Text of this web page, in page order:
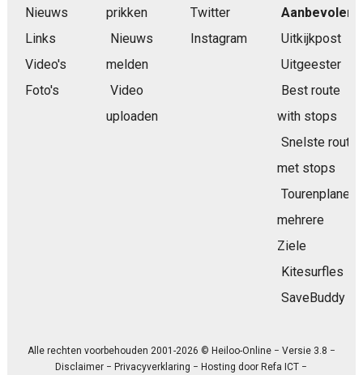
Nieuws
Links
Video's
Foto's
prikken
Nieuws
melden
Video
uploaden
Twitter
Instagram
Aanbevolen
Uitkijkpost
Uitgeester
Best route
with stops
Snelste route
met stops
Tourenplaner
mehrere
Ziele
Kitesurfles
SaveBuddy
Alle rechten voorbehouden 2001-2026 © Heiloo-Online − Versie 3.8 −
Disclaimer − Privacyverklaring − Hosting door Refa ICT −